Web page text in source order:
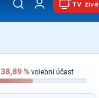
TV živě
38,89% volební účast